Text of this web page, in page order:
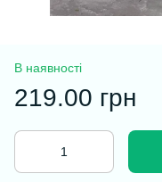
В наявності
219.00 грн